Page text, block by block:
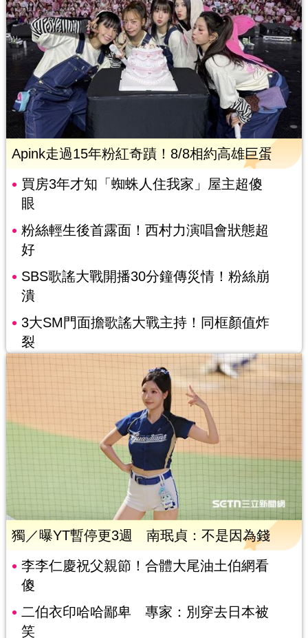
Apink走過15年粉紅奇蹟！8/8相約高雄巨蛋
買房3年才知「蜘蛛人住我家」屋主超傻
眼
粉絲輕生後首露面！西村力演唱會狀態超
好
SBS歌謠大戰開播30分鐘傳災情！粉絲崩
潰
3大SM門面擔歌謠大戰主持！同框顏值炸
裂
獨／曝YT暫停更3週 南珉貞：不是因為錢
李李仁慶祝父親節！合體大尾油土伯網看
傻
二伯衣印哈哈鄙卑 專家：別穿去日本被
笑